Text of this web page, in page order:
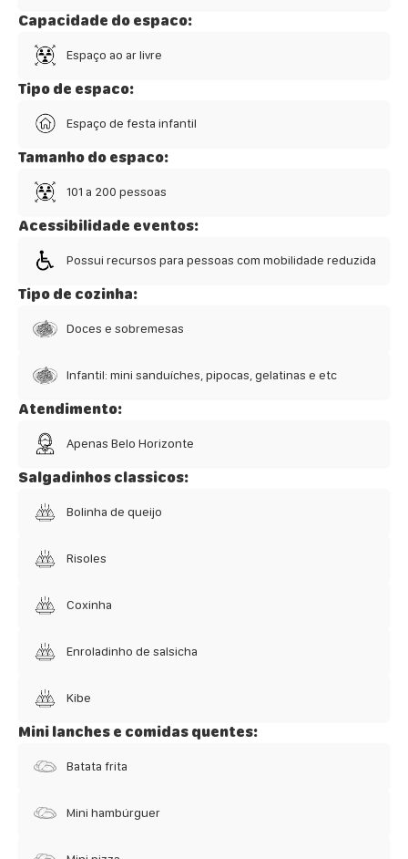
Capacidade do espaco:
Espaço ao ar livre
Tipo de espaco:
Espaço de festa infantil
Tamanho do espaco:
101 a 200 pessoas
Acessibilidade eventos:
Possui recursos para pessoas com mobilidade reduzida
Tipo de cozinha:
Doces e sobremesas
Infantil: mini sanduíches, pipocas, gelatinas e etc
Atendimento:
Apenas Belo Horizonte
Salgadinhos classicos:
Bolinha de queijo
Risoles
Coxinha
Enroladinho de salsicha
Kibe
Mini lanches e comidas quentes:
Batata frita
Mini hambúrguer